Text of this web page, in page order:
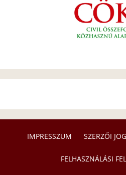
IMPRESSZUM SZERZŐI
FELHASZNÁLÁSI